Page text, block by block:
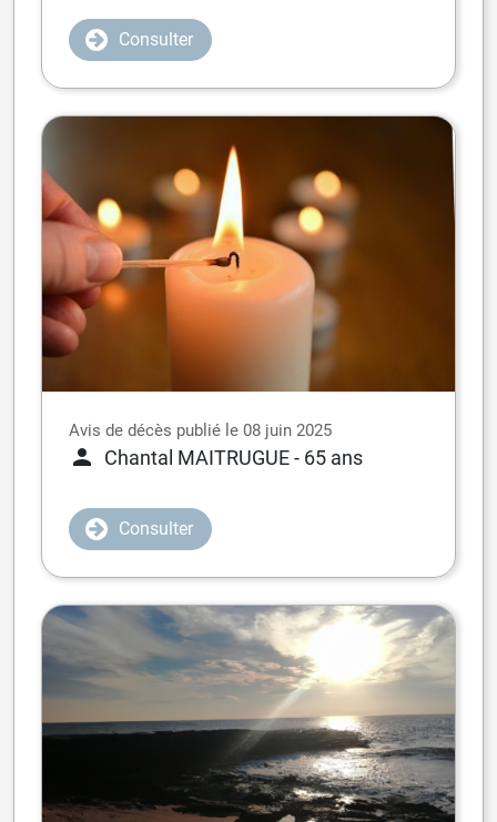
Consulter
Avis de décès publié le 08 juin 2025
Chantal MAITRUGUE- 65 ans
Consulter